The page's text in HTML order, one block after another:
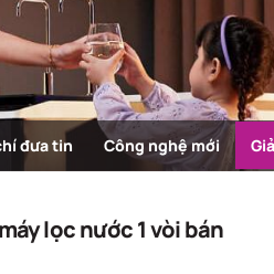
nước sạch
đưa tin Công nghệ mới
lọc nước 1 vòi bán